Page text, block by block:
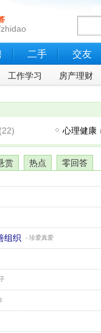
二手 交友
工作学习 房产理财
(22) 心理健康
赏 热点 零回答
组织 - 珍爱真爱